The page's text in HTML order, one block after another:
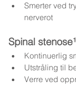
Smerter ved
nerverot
Spinal
Kontinuerlig
Utstråling til
Verre ved